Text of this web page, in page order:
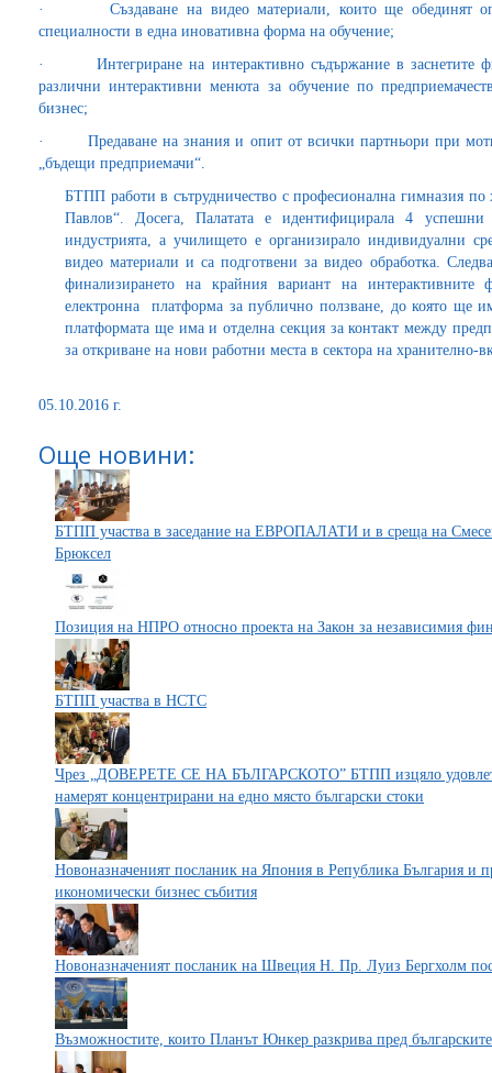
· Създаване на видео материали, които ще обединят
специалности в една иновативна форма на обучение;
· Интегриране на интерактивно съдържание в заснетите
различни интерактивни менюта за обучение по
бизнес;
· Предаване на знания и опит от всички партньори при
„бъдещи предприемачи“.
БТПП работи в сътрудничество с професионална гимназия
Павлов“. Досега, Палатата е идентифицирала 4
индустрията, а училището е организирало индивидуални
видео материали и са подготвени за видео обработка.
финализирането на крайния вариант на
електронна платформа за публично ползване, до която ще
платформата ще има и отделна секция за контакт между
за откриване на нови работни места в сектора на хранително-
05.10.2016 г.
Още новини:
БТПП участва в заседание на ЕВРОПАЛАТИ и в среща на
Брюксел
Позиция на НПРО относно проекта на Закон за независимия
БТПП участва в НСТС
Чрез „ДОВЕРЕТЕ СЕ НА БЪЛГАРСКОТО” БТПП изцяло
намерят концентрирани на едно място български стоки
Новоназначеният посланик на Япония в Република България и
икономически бизнес събития
Новоназначеният посланик на Швеция Н. Пр. Луиз Бергхолм
Възможностите, които Планът Юнкер разкрива пред